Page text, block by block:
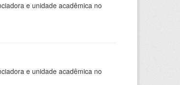
e unidade acadêmica no
e unidade acadêmica no